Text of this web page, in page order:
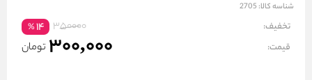
شناسه کالا: 2705
تخفیف: 350000
14
%
قیمت: 300,000 تومان